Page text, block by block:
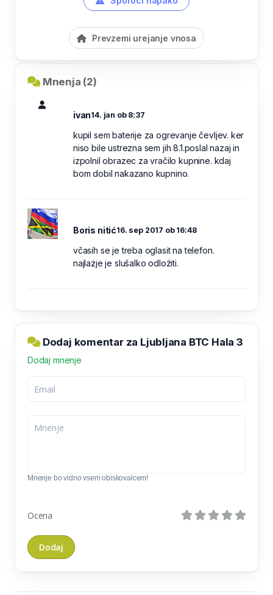
Prevzemi urejanje vnosa
Mnenja (2)
ivan14. jan ob 8:37
kupil sem baterije za ogrevanje čevljev. ker
niso bile ustrezna sem jih 8.1.poslal nazaj in
izpolnil obrazec za vračilo kupnine. kdaj
bom dobil nakazano kupnino.
Boris nitić16. sep 2017 ob 16:48
včasih se je treba oglasit na telefon.
najlażje je slušalko odloźiti.
Dodaj komentar za Ljubljana BTC Hala 3
Dodaj mnenje
Mnenje bo vidno vsem obiskovalcem!
Ocena